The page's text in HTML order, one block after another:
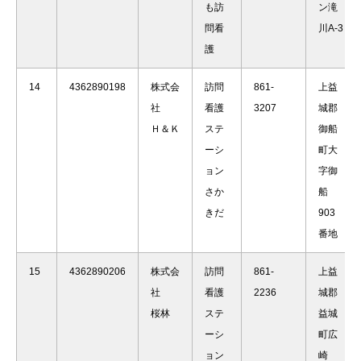
も訪
問看
護
ン滝
川A-3
14 4362890198
株式会
社
Ｈ＆Ｋ
訪問
看護
ステ
ーシ
ョン
さか
きだ
861-
3207
上益
城郡
御船
町大
字御
船
903
番地
15 4362890206
株式会
社
桜林
訪問
看護
ステ
ーシ
ョン
861-
2236
上益
城郡
益城
町広
崎